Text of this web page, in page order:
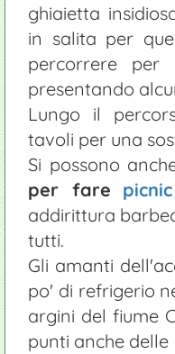
ghiaietta
in salita per
percorrere
presentando
Lungo il
tavoli per una
Si possono
per fare picnic
addirittura
tutti.
Gli amanti
po' di refrigerio
argini del fiume
punti anche